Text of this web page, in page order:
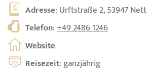
Adresse: Urftstraße 2, 53947
Telefon:+49 2486 1246
Website
Reisezeit: ganzjährig